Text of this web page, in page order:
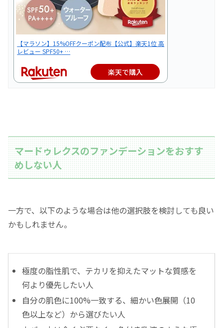
【マラソン】15%OFFクーポン配布【公式】楽天1位 高
レビュー SPF50+ …
楽天で購入
マードゥレクスのファンデーションをおすす
めしない人
一方で、以下のような場合は他の選択肢を検討しても良い
かもしれません。
極度の脂性肌で、テカリを抑えたマットな質感を
何より優先したい人
自分の肌色に100%一致する、細かい色展開（10
色以上など）から選びたい人